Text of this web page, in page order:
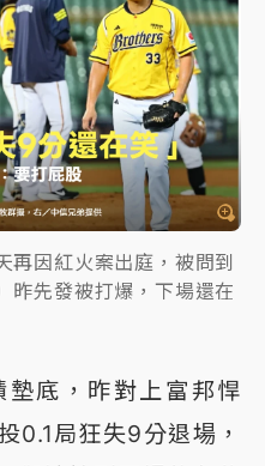
再因紅火案出庭，被問到
昨先發被打爆，下場還在
底，昨對上富邦悍
0.1局狂失9分退場，